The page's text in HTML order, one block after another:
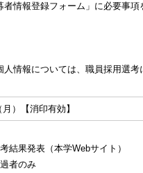
情報登録フォーム」に必要事項
情報については、職員採用選
）【消印有効】
結果発表（本学Webサイト）
者のみ